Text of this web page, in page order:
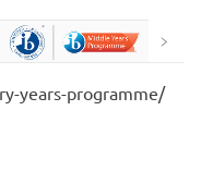
IB MYP
years-programme/